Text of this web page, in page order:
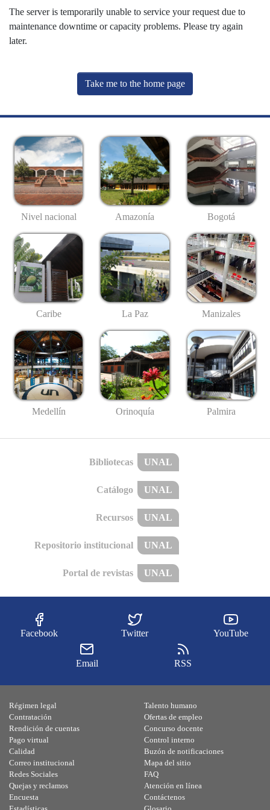
The server is temporarily unable to service your request due to
maintenance downtime or capacity problems. Please try again
later.
Take me to the home page
Nivel nacional Amazonía Bogotá
Caribe La Paz Manizales
Medellín Orinoquía Palmira
Bibliotecas UNAL
Catálogo UNAL
Recursos UNAL
Repositorio institucional UNAL
Portal de revistas UNAL
Facebook Twitter YouTube
Email RSS
Régimen legal
Contratación
Rendición de cuentas
Pago virtual
Calidad
Talento humano
Ofertas de empleo
Concurso docente
Control interno
Buzón de notificaciones
Correo institucional
Redes Sociales
Quejas y reclamos
Encuesta
Mapa del sitio
FAQ
Atención en línea
Contáctenos